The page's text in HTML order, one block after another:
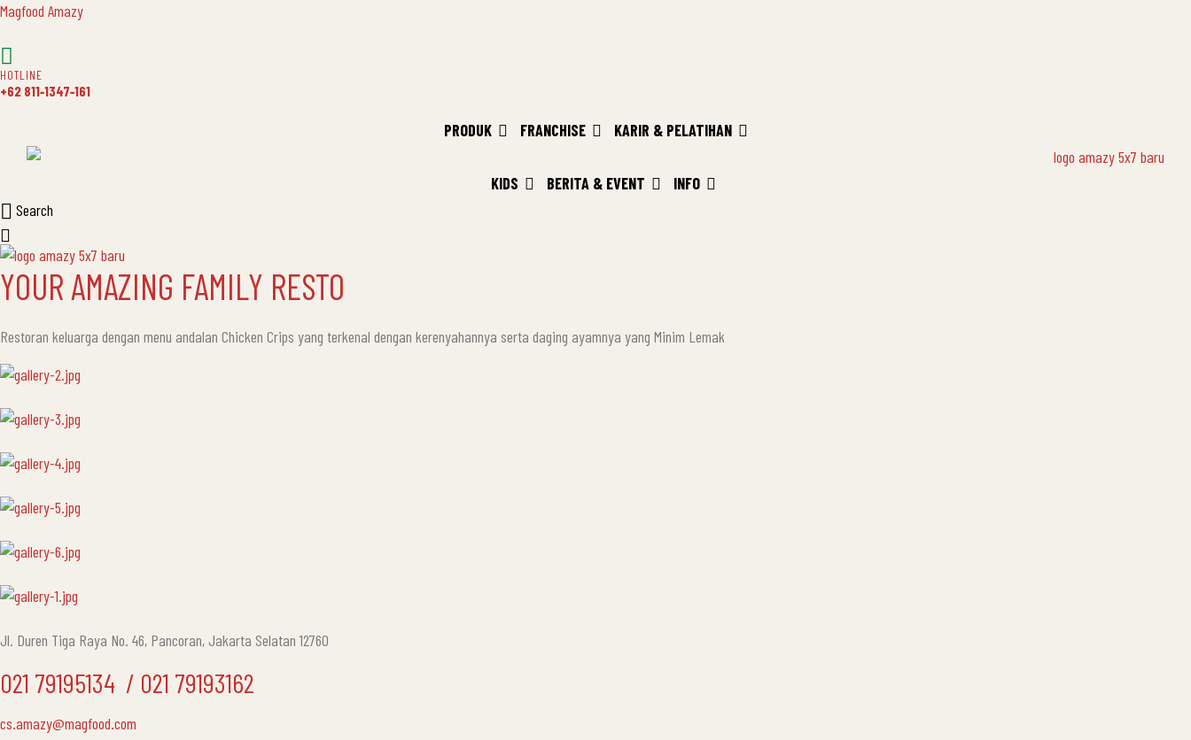
Magfood Amazy
HOTLINE
+62 811‑1347‑161
PRODUK FRANCHISE KARIR & PELATIHAN
KIDS BERITA & EVENT
INFO
Search
YOUR AMAZING FAMILY RESTO
Restoran keluarga dengan menu andalan Chicken Crips yang terkenal dengan kerenyahannya serta daging ayamnya yang Minim Lemak
Jl. Duren Tiga Raya No. 46, Pancoran, Jakarta Selatan 12760
021 79195134 ‎ / 021 79193162
cs.amazy@magfood.com